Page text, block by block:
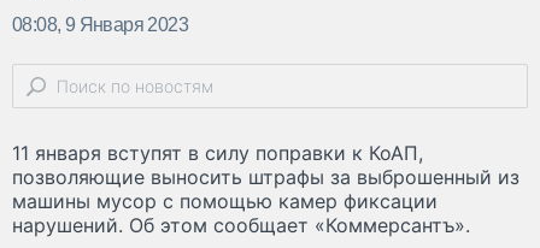
08:08, 9 Января 2023
11 января вступят в силу поправки к КоАП,
позволяющие выносить штрафы за выброшенный из
машины мусор с помощью камер фиксации
нарушений. Об этом сообщает «Коммерсантъ».